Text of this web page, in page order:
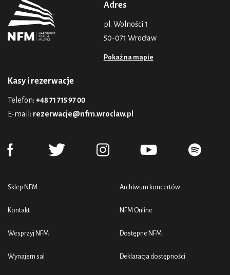
Adres
pl. Wolności 1
50-071 Wrocław
Pokaż na mapie
Kasy i rezerwacje
Telefon: +48 71 715 97 00
E-mail: rezerwacje@nfm.wroclaw.pl
Sklep NFM
Kontakt
Wesprzyj NFM
Wynajem sal
Archiwum koncertów
NFM Online
Dostępne NFM
Deklaracja dostępności